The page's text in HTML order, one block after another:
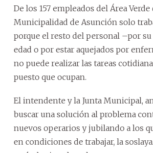
De los 157 empleados del Área Verde
Municipalidad de Asunción solo
porque el resto del personal –por su
edad o por estar aquejados por
no puede realizar las tareas
puesto que ocupan.
El intendente y la Junta Municipal,
buscar una solución al problema
nuevos operarios y jubilando a los
en condiciones de trabajar, la